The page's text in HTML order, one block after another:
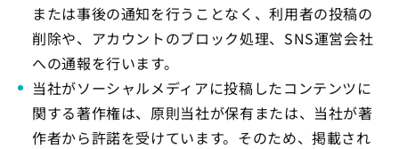
または事後の通知を行うことなく、利用者の投稿の
削除や、アカウントのブロック処理、SNS運営会社
への通報を行います。
当社がソーシャルメディアに投稿したコンテンツに
関する著作権は、原則当社が保有または、当社が著
作者から許諾を受けています。そのため、掲載され